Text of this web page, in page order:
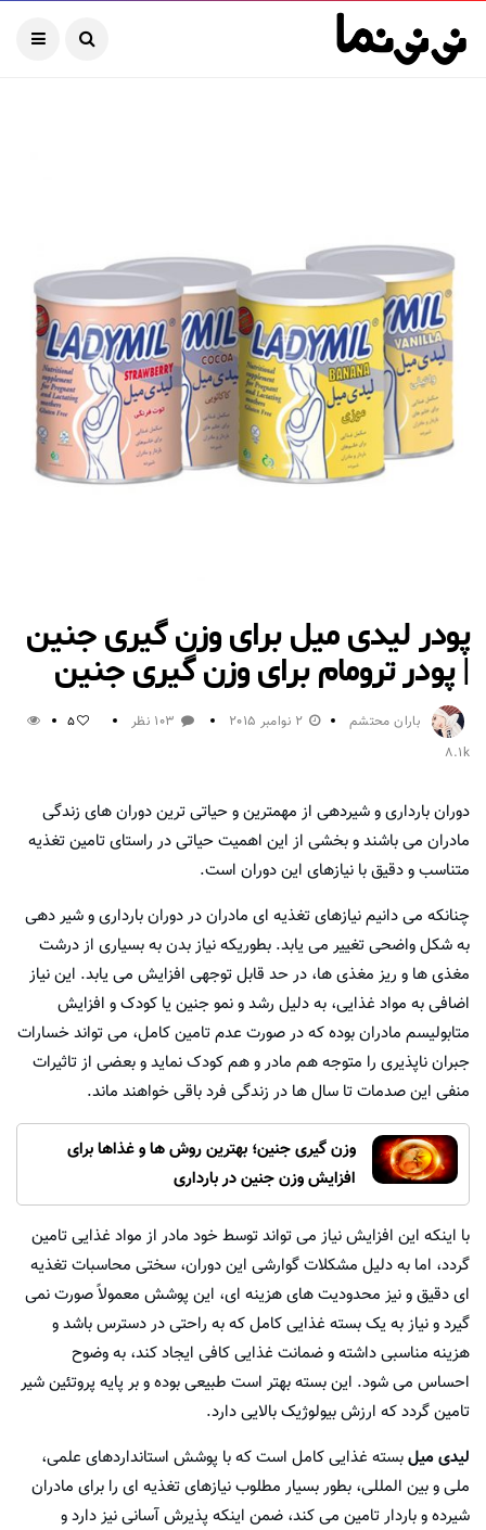
پودر لیدی میل برای وزن گیری جنین
| پودر ترومام برای وزن گیری جنین
باران محتشم 2 نوامبر 2015 103 نظر 5
8.1k
دوران بارداری و شیردهی از مهمترین و حیاتی ترین دوران های زندگی
مادران می باشند و بخشی از این اهمیت حیاتی در راستای تامین تغذیه
متناسب و دقیق با نیازهای این دوران است.
چنانکه می دانیم نیازهای تغذیه ای مادران در دوران بارداری و شیر دهی
به شکل واضحی تغییر می یابد. بطوریکه نیاز بدن به بسیاری از درشت
مغذی ها و ریز مغذی ها، در حد قابل توجهی افزایش می یابد. این نیاز
اضافی به مواد غذایی، به دلیل رشد و نمو جنین یا کودک و افزایش
متابولیسم مادران بوده که در صورت عدم تامین کامل، می تواند خسارات
جبران ناپذیری را متوجه هم مادر و هم کودک نماید و بعضی از تاثیرات
منفی این صدمات تا سال ها در زندگی فرد باقی خواهند ماند.
وزن گیری جنین؛ بهترین روش ها و غذاها برای
افزایش وزن جنین در بارداری
با اینکه این افزایش نیاز می تواند توسط خود مادر از مواد غذایی تامین
گردد، اما به دلیل مشکلات گوارشی این دوران، سختی محاسبات تغذیه
ای دقیق و نیز محدودیت های هزینه ای، این پوشش معمولاً صورت نمی
گیرد و نیاز به یک بسته غذایی کامل که به راحتی در دسترس باشد و
هزینه مناسبی داشته و ضمانت غذایی کافی ایجاد کند، به وضوح
احساس می شود. این بسته بهتر است طبیعی بوده و بر پایه پروتئین شیر
تامین گردد که ارزش بیولوژیک بالایی دارد.
لیدی میلبسته غذایی کامل است که با پوشش استانداردهای علمی،
ملی و بین المللی، بطور بسیار مطلوب نیازهای تغذیه ای را برای مادران
شیرده و باردار تامین می کند، ضمن اینکه پذیرش آسانی نیز دارد و